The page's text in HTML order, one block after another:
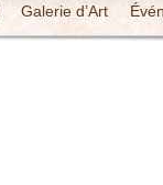
Galerie d’Art